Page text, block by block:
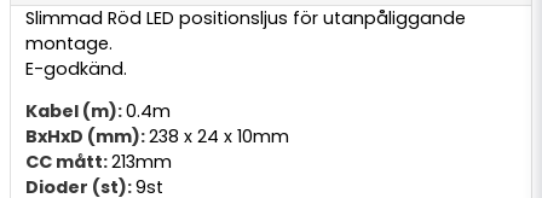
Slimmad Röd LED positionsljus för utanpåliggande
montage.
E-godkänd.
Kabel (m):0.4m
BxHxD (mm):238 x 24 x 10mm
CC mått:213mm
Dioder (st):9st